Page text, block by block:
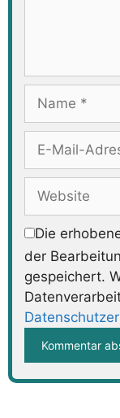
Name
Adresse
Website
Die
der
gespeichert.